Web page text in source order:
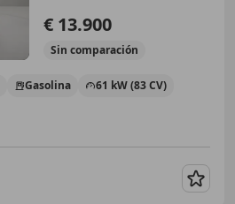
€ 13.900
Sin comparación
Gasolina 61 kW (83 CV)